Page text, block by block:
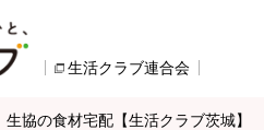
生活クラブ連合会 別のウィ
生協の食材宅配【生活クラブ茨城】